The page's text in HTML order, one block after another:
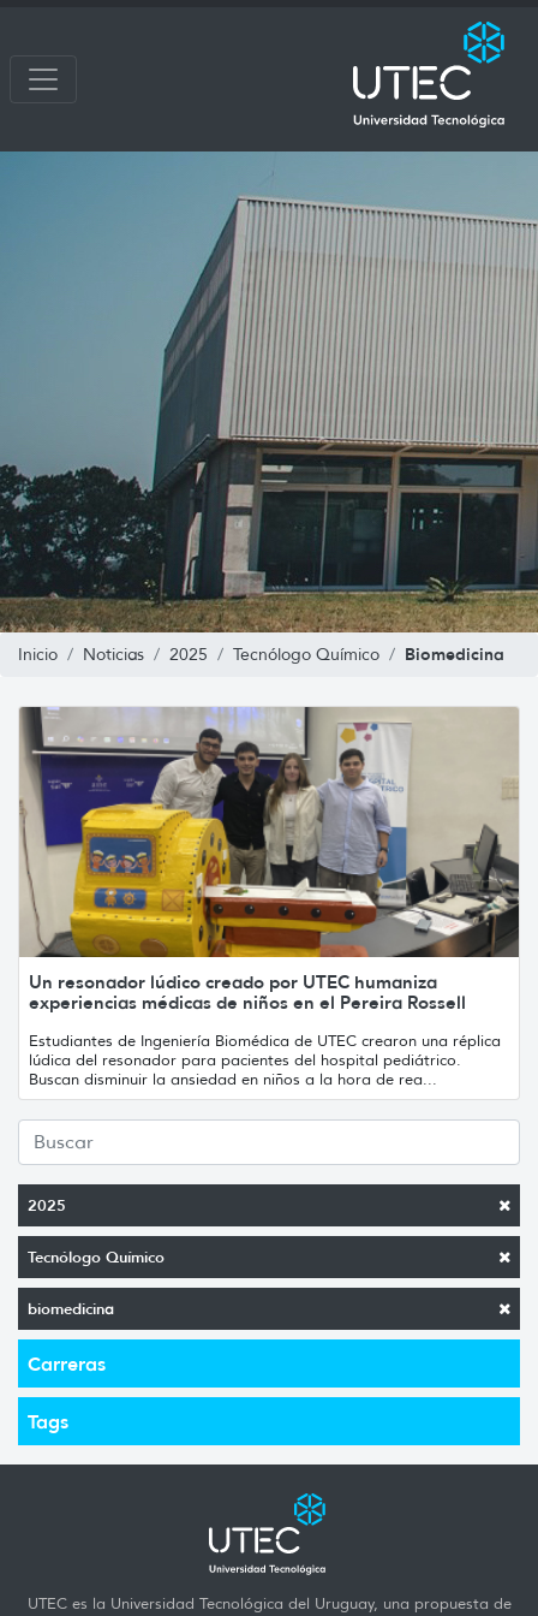
Inicio Noticias 2025 Tecnólogo Químico Biomedicina
2025
Tecnólogo Químico
biomedicina
Carreras
Tags
Un resonador lúdico creado por UTEC humaniza
experiencias médicas de niños en el Pereira Rossell
Estudiantes de Ingeniería Biomédica de UTEC crearon una réplica
lúdica del resonador para pacientes del hospital pediátrico.
Buscan disminuir la ansiedad en niños a la hora de rea...
UTEC es la Universidad Tecnológica del Uruguay, una propuesta de